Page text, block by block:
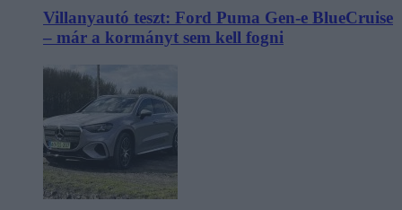
Villanyautó teszt: Ford Puma Gen-e BlueCruise
– már a kormányt sem kell fogni